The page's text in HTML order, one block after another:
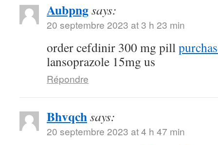
Aubpngsays:
20 septembre 2023 at 3 h 23 min
order cefdinir 300 mg pill
lansoprazole 15mg us
Répondre
Bhvqchsays:
20 septembre 2023 at 4 h 47 min